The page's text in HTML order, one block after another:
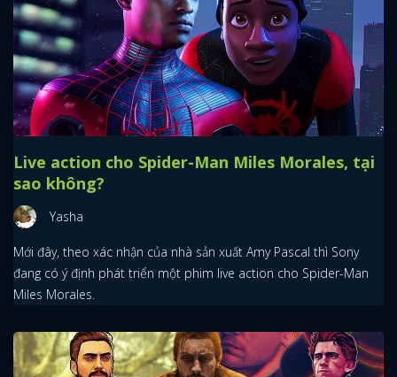
Live action cho Spider-Man Miles Morales, tại
sao không?
Yasha
Mới đây, theo xác nhận của nhà sản xuất Amy Pascal thì Sony
đang có ý định phát triển một phim live action cho Spider-Man
Miles Morales.